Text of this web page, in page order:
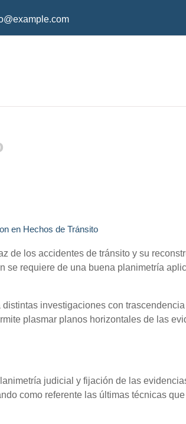
en Hechos de Tránsito
de los accidentes de tránsito y su
se requiere de una buena planimetría
distintas investigaciones con
plasmar planos horizontales de las
judicial y fijación de las
como referente las últimas técnicas